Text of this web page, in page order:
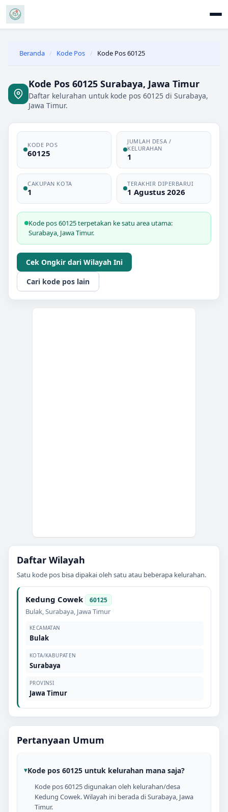
Beranda / Kode Pos / Kode Pos 60125
Kode Pos 60125 Surabaya, Jawa Timur
Daftar kelurahan untuk kode pos 60125 di Surabaya,
Jawa Timur.
KODE POS
60125
JUMLAH DESA /
KELURAHAN
1
CAKUPAN KOTA
1
TERAKHIR DIPERBARUI
1 Agustus 2026
Kode pos 60125 terpetakan ke satu area utama:
Surabaya, Jawa Timur.
Cek Ongkir dari Wilayah Ini
Cari kode pos lain
Daftar Wilayah
Satu kode pos bisa dipakai oleh satu atau beberapa kelurahan.
Kedung Cowek 60125
Bulak,Surabaya, Jawa Timur
KECAMATAN
Bulak
KOTA/KABUPATEN
Surabaya
PROVINSI
Jawa Timur
Pertanyaan Umum
Kode pos 60125 untuk kelurahan mana saja?
Kode pos 60125 digunakan oleh kelurahan/desa
Kedung Cowek. Wilayah ini berada di Surabaya, Jawa
Timur.